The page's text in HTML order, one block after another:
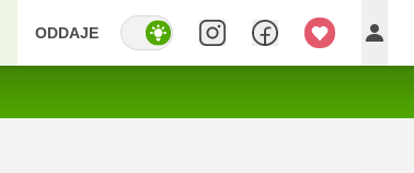
ODDAJE